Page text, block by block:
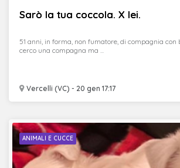
Sarò la tua coccola. X lei.
Vercelli (VC) - 20 gen 17:17
51 anni, in forma, non fumatore, di compagnia con
cerco una compagna ma ...
ANIMALI E CUCCE